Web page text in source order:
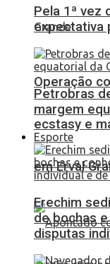
Operação
ecstasy e
em Erval
Pela 1ª vez
expectativa
Petrobras
margem
Esporte
Erechim
de bochas
disputas